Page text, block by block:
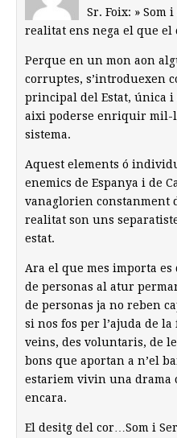
Sr. Foix: » Som
realitat ens nega el que el
Perque en un mon aon
corruptes, s’introduexen
principal del Estat, única
aixi poderse enriquir mil-
sistema.
Aquest elements ó
enemics de Espanya i de
vanaglorien constanment
realitat son uns
estat.
Ara el que mes importa es
de personas al atur
de personas ja no reben
si nos fos per l’ajuda de
veins, des voluntaris, de
bons que aportan a n’el
estariem vivin una drama
encara.
El desitg del cor…Som i